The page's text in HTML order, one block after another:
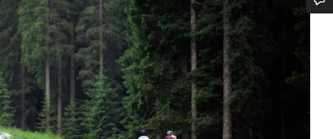
Benötigst du Hilfe?
Unsere Experten stehen dir jetzt im Chat zur Verfügung.
Chat starten